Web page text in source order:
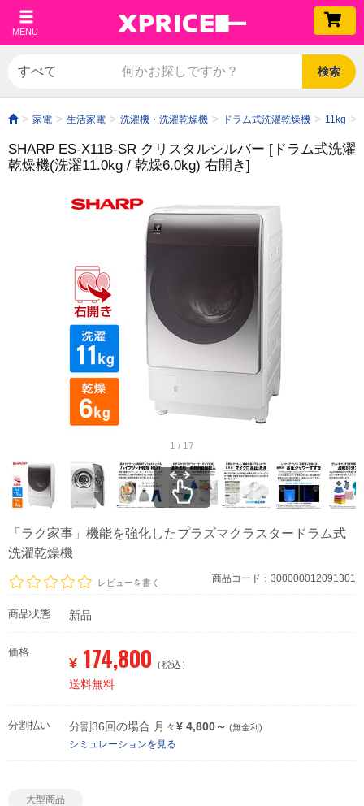
MENU
検索
家電 生活家電 洗濯機・洗濯乾燥機 ドラム式洗濯乾燥機 11kg
SHARP ES-X11B-SR クリスタルシルバー [ドラム式洗濯
乾燥機(洗濯11.0kg / 乾燥6.0kg) 右開き]
1 / 17
「ラク家事」機能を強化したプラズマクラスタードラム式
洗濯乾燥機
レビューを書く 商品コード：300000012091301
商品状態 新品
価格
¥ 174,800 （税込）
送料無料
分割払い 分割36回の場合 月々¥ 4,800～ (無金利)
シミュレーションを見る
大型商品